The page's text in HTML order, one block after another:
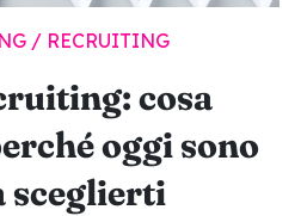
/ RECRUITING
cosa
oggi sono
sceglierti